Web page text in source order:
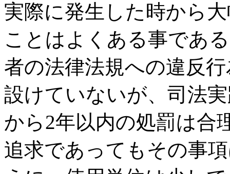
実際に発生した時から
ことはよくある事であ
者の法律法規への違反
設けていないが、司法
から2年以内の処罰は合
追求であってもその事